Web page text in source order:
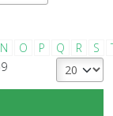
N O P Q R S